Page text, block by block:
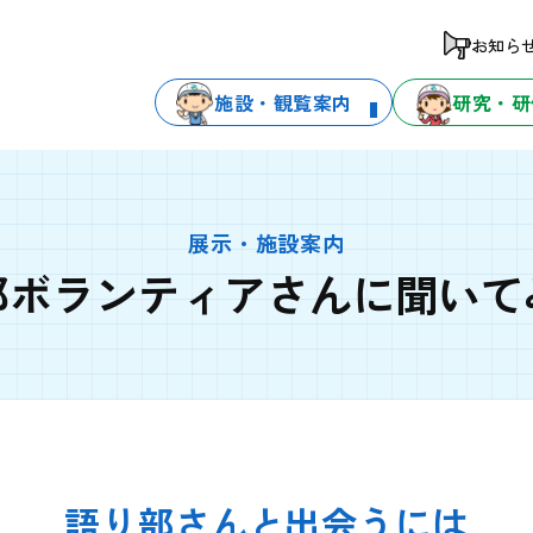
お知ら
施設・観覧案内 研究・
展示・施設案内
ランティアさんに聞い
語り部さんと出会うには